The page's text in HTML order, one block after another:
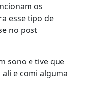
os
esse tipo de
no post
sono e tive que
e comi alguma